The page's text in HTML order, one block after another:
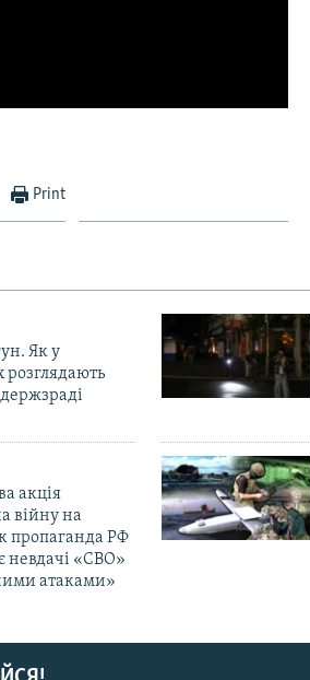
Print
Як у
розглядають
акція
війну на
пропаганда РФ
невдачі «СВО»
атаками»